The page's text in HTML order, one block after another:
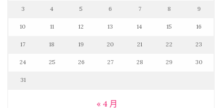
3 4 5 6 7 8 9
10 11 12 13 14 15 16
17 18 19 20 21 22 23
24 25 26 27 28 29 30
31
« 4 月